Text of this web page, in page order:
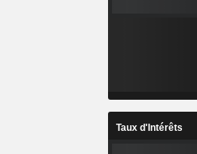
Taux d'Intérêts